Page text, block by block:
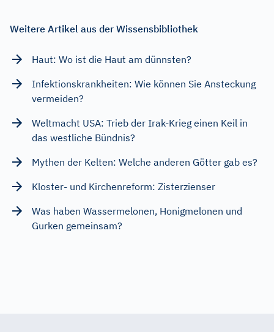
Weitere Artikel aus der Wissensbibliothek
Haut: Wo ist die Haut am dünnsten?
Infektionskrankheiten: Wie können Sie Ansteckung
vermeiden?
Weltmacht USA: Trieb der Irak-Krieg einen Keil in
das westliche Bündnis?
Mythen der Kelten: Welche anderen Götter gab es?
Kloster- und Kirchenreform: Zisterzienser
Was haben Wassermelonen, Honigmelonen und
Gurken gemeinsam?